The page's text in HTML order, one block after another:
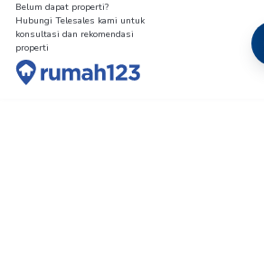
Belum dapat properti?
Hubungi Telesales kami untuk
konsultasi dan rekomendasi
properti